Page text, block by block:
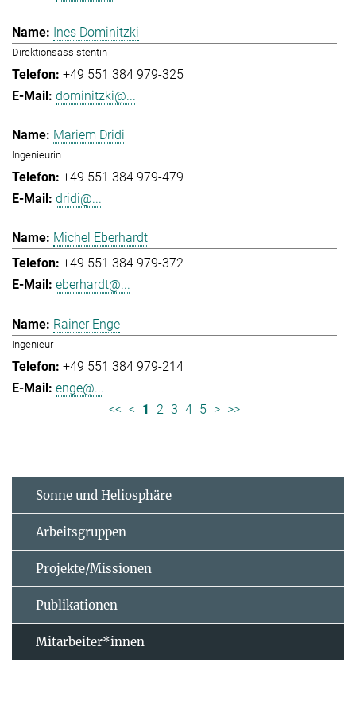
Ines Dominitzki
Direktionsassistentin
+49 551 384 979-325
dominitzki@...
Mariem Dridi
Ingenieurin
+49 551 384 979-479
dridi@...
Michel Eberhardt
+49 551 384 979-372
eberhardt@...
Rainer Enge
Ingenieur
+49 551 384 979-214
enge@...
<< < 1 2 3 4 5 > >>
Sonne und Heliosphäre
Arbeitsgruppen
Projekte/Missionen
Publikationen
Mitarbeiter*innen